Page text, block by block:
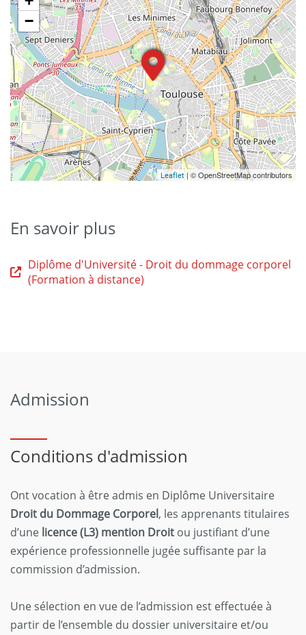
−
Leaflet| © OpenStreetMap contributors
En savoir plus
Diplôme d'Université - Droit du dommage corporel
(Formation à distance)
Admission
Conditions d'admission
Ont vocation à être admis en Diplôme Universitaire
Droit du Dommage Corporel, les apprenants titulaires
d’une licence (L3) mention Droit ou justifiant d’une
expérience professionnelle jugée suffisante par la
commission d’admission.
Une sélection en vue de l’admission est effectuée à
partir de l’ensemble du dossier universitaire et/ou